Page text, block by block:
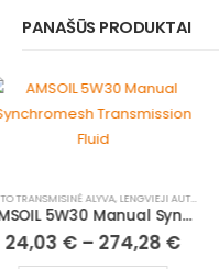
PANAŠŪS PRODUKTAI
AUTO TRANSMISINĖ ALYVA,LENGVIEJI
24,62€–281,07